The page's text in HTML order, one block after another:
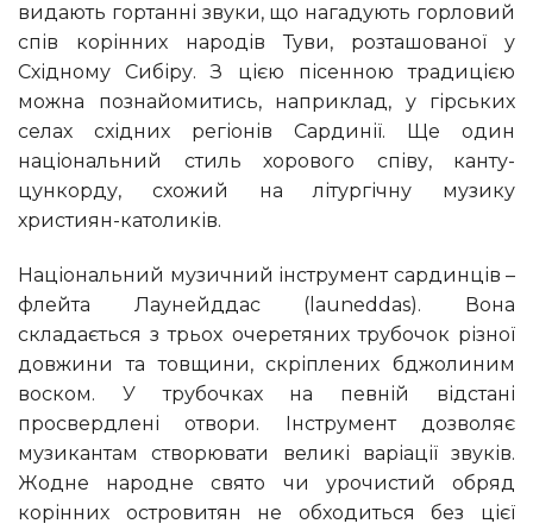
видають гортанні звуки, що нагадують горловий
спів корінних народів Туви, розташованої у
Східному Сибіру. З цією пісенною традицією
можна познайомитись, наприклад, у гірських
селах східних регіонів Сардинії. Ще один
національний стиль хорового співу, канту-
цункорду, схожий на літургічну музику
християн-католиків.
Національний музичний інструмент сардинців –
флейта Лаунейддас (launeddas). Вона
складається з трьох очеретяних трубочок різної
довжини та товщини, скріплених бджолиним
воском. У трубочках на певній відстані
просвердлені отвори. Інструмент дозволяє
музикантам створювати великі варіації звуків.
Жодне народне свято чи урочистий обряд
корінних островитян не обходиться без цієї